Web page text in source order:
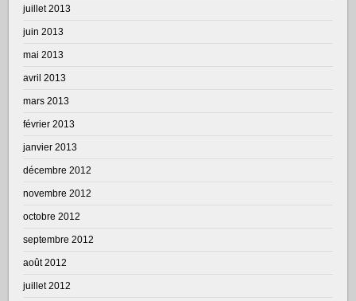
juillet 2013
juin 2013
mai 2013
avril 2013
mars 2013
février 2013
janvier 2013
décembre 2012
novembre 2012
octobre 2012
septembre 2012
août 2012
juillet 2012